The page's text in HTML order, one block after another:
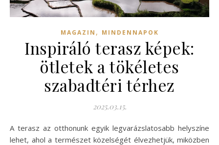
MAGAZIN , MINDENNAPOK
Inspiráló terasz képek:
ötletek a tökéletes
szabadtéri térhez
2025.03.15.
A terasz az otthonunk egyik legvarázslatosabb helyszíne
lehet, ahol a természet közelségét élvezhetjük, miközben